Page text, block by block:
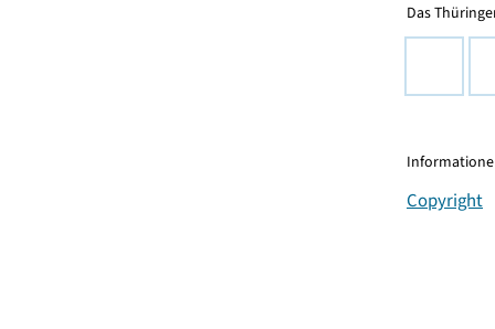
Das
Copyright